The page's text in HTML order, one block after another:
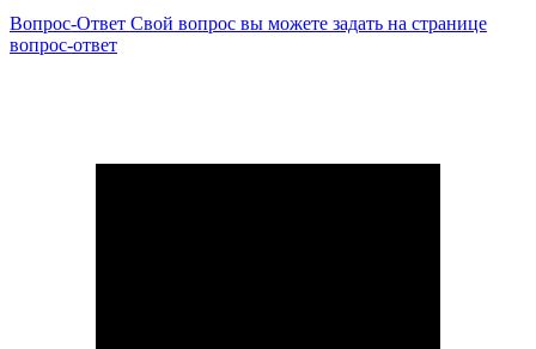
Вопрос-Ответ Свой вопрос вы можете задать на странице
вопрос-ответ